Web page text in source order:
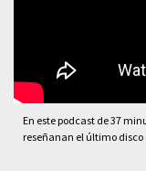
En este podcast de 37
reseñanan el último disco